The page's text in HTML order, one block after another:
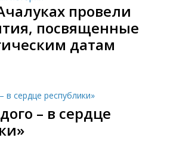
провели
посвященные
датам
– в сердце